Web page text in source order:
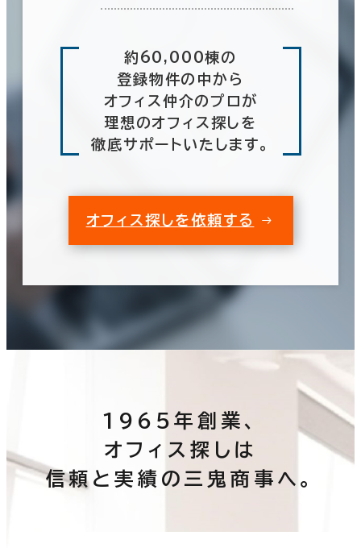
約60,000棟の
登録物件の中から
オフィス仲介のプロが
理想のオフィス探しを
徹底サポートいたします。
オフィス探しを依頼する
1965年創業、
オフィス探しは
信頼と実績の三鬼商事へ。